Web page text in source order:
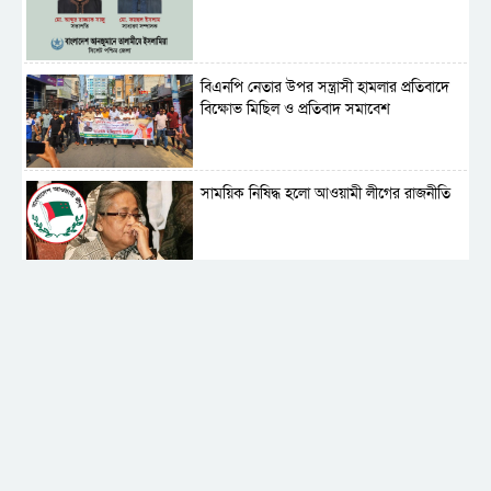
বিএনপি নেতার উপর সন্ত্রাসী হামলার প্রতিবাদে
বিক্ষোভ মিছিল ও প্রতিবাদ সমাবেশ
সাময়িক নিষিদ্ধ হলো আওয়ামী লীগের রাজনীতি